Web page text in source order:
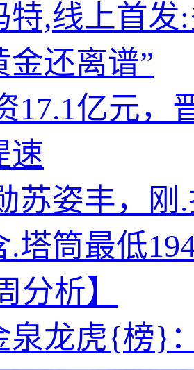
特,线上首发
金还离谱”
17.1亿元，
速
苏姿丰，刚
.塔筒最低
分析】
泉龙虎{榜}